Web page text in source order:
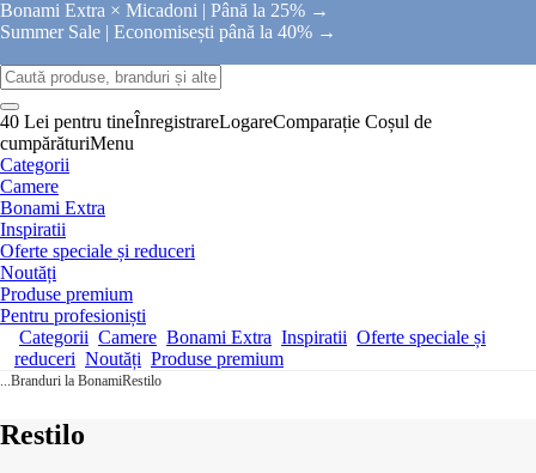
Bonami Extra × Micadoni | Până la 25% →
Summer Sale | Economisești până la 40% →
40 Lei pentru tineÎnregistrareLogareComparație Coșul de
cumpărăturiMenu
Categorii
Camere
Bonami Extra
Inspiratii
Oferte speciale și reduceri
Noutăți
Produse premium
Pentru profesioniști
Categorii Camere Bonami Extra Inspiratii Oferte speciale și
reduceri Noutăți Produse premium
...Branduri la BonamiRestilo
Restilo